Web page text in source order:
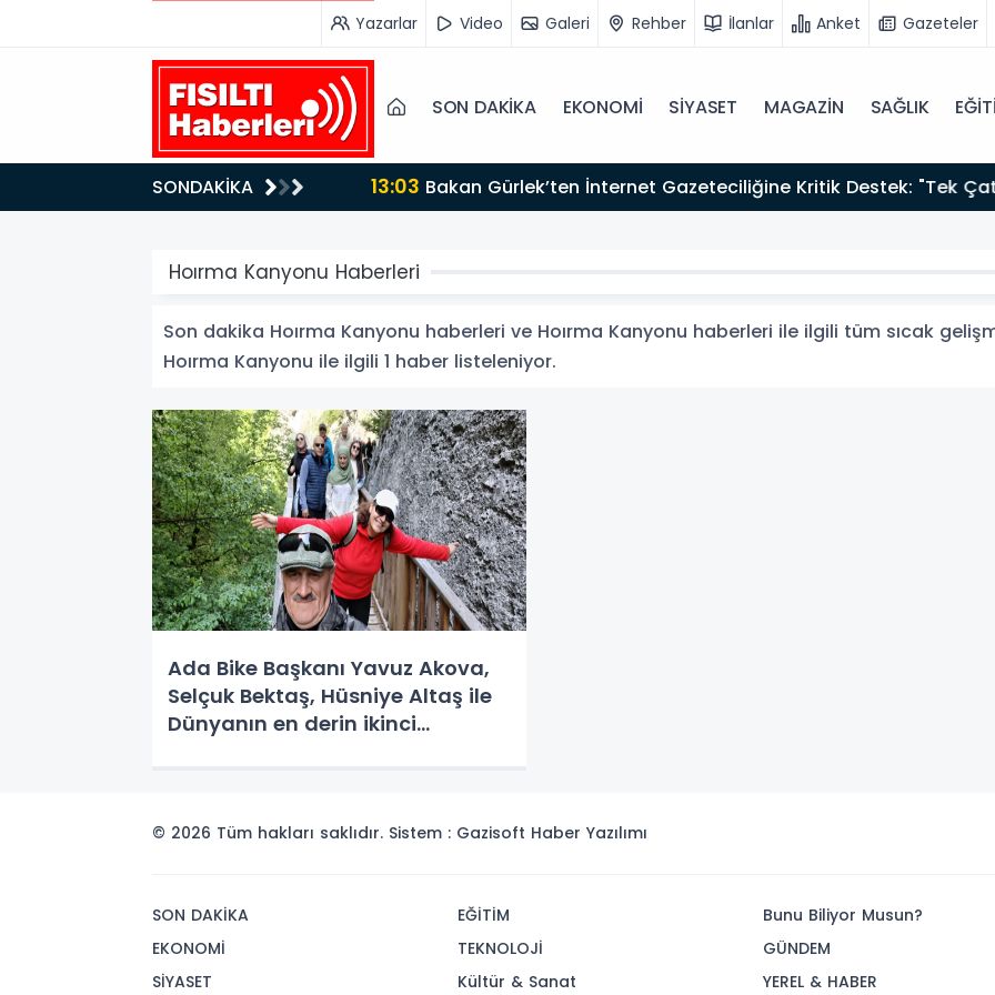
Yazarlar Video Galeri Rehber İlanlar Anket Gazeteler
SON DAKİKA EKONOMİ SİYASET MAGAZİN SAĞLIK
SONDAKİKA 13:03Bakan Gürlek’ten İnternet Gazeteciliğine Kritik Destek: "Tek Çatı Altında Toplanmalıyız, Yasal
Düzenlemeye Hazırız"
Hoırma Kanyonu Haberleri
Son dakika Hoırma Kanyonu haberleri ve Hoırma Kanyonu haberleri ile ilgili tüm sıcak
Hoırma Kanyonu ile ilgili 1 haber listeleniyor.
Ada Bike Başkanı Yavuz Akova,
Selçuk Bektaş, Hüsniye Altaş ile
Dünyanın en derin ikinci
© 2026 Tüm hakları saklıdır. Sistem : Gazisoft Haber Yazılımı
SON DAKİKA
EKONOMİ
SİYASET
EĞİTİM
TEKNOLOJİ
Kültür & Sanat
Bunu Biliyor Musun?
GÜNDEM
YEREL & HABER